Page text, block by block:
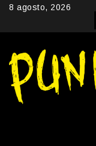
Skip8 agosto, 2026